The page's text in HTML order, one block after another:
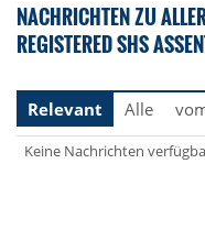
NACHRICHTEN ZU
REGISTERED SHS
Relevant
Alle
Keine Nachrichten